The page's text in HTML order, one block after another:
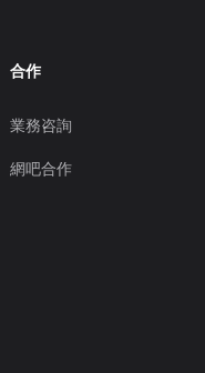
合作
業務咨詢
網吧合作